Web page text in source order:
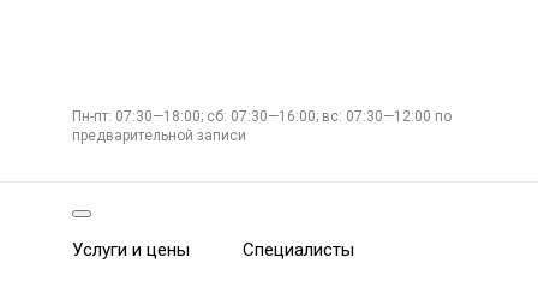
Пн-пт: 07:30—18:00; сб: 07:30—16:00; вс: 07:30—12:00 по
предварительной записи
Услуги и цены Специалисты